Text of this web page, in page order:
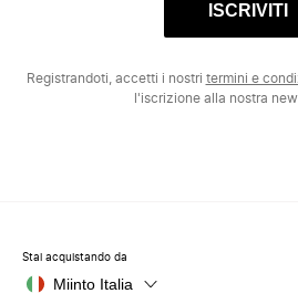
ISCRIVITI
Registrandoti, accetti i nostri termini e
l'iscrizione alla nostra
Stai acquistando da
Miinto Italia